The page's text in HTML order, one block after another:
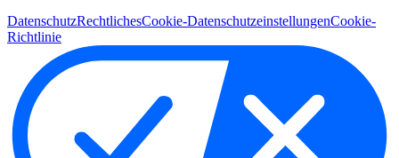
DatenschutzRechtlichesCookie-DatenschutzeinstellungenCookie-
Richtlinie